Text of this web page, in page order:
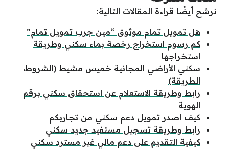
نرشح أيضًا قراءة المقالات التالية:
هل تمويل تمام موثوق “مين جرب تمويل تمام”
كم رسوم استخراج رخصة بماء سكني وطريقة
استخراجها
سكني الأراضي المجانية خميس مشيط (الشروط،
الطريقة)
رابط وطريقة الاستعلام عن استحقاق سكني برقم
الهوية
كيف اصدر تمويل دعم سكني من تجاربكم
رابط وطريقة تسجيل مستفيد جديد سكني
كيفية التقديم على دعم مالي غير مسترد سكني